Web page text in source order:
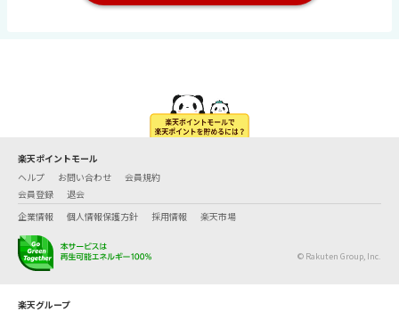
楽天ポイントモール
ヘルプ
お問い合わせ
会員規約
会員登録
退会
企業情報
個人情報保護方針 採用情報 楽天市場
© Rakuten Group, Inc.
楽天グループ